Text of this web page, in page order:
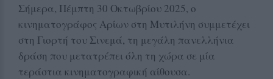
Σήμερα, Πέμπτη 30 Οκτωβρίου 2025, ο
κινηματογράφος Αρίων στη Μυτιλήνη συμμετέχει
στη Γιορτή του Σινεμά, τη μεγάλη πανελλήνια
δράση που μετατρέπει όλη τη χώρα σε μία
τεράστια κινηματογραφική αίθουσα.